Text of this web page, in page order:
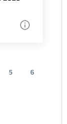
5
6